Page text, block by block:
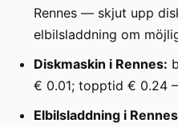
Rennes — skjut upp
elbilsladdning om
Diskmaskin i Rennes:
€ 0.01; topptid € 0.24
Elbilsladdning i